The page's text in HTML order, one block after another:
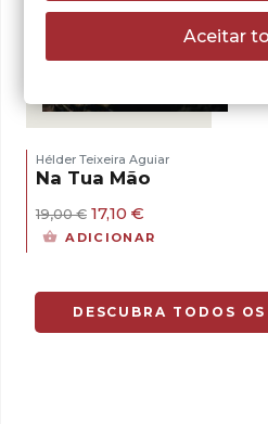
Hélder Teixeira Aguiar
Na Tua Mão
19,00€ O
preço
original
17,10 €
preço
atual
ADICIONAR
DESCUBRA TODOS
Aceitar